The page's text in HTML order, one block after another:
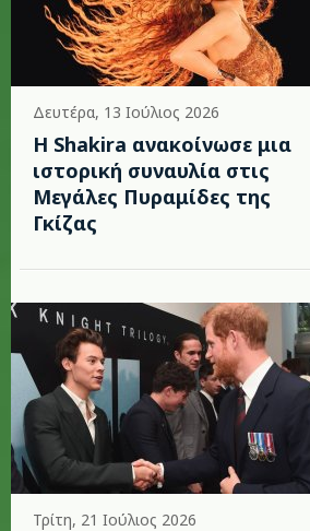
Δευτέρα, 13 Ιούλιος 2026
Η Shakira ανακοίνωσε μια
ιστορική συναυλία στις
Μεγάλες Πυραμίδες της
Γκίζας
Τρίτη, 21 Ιούλιος 2026